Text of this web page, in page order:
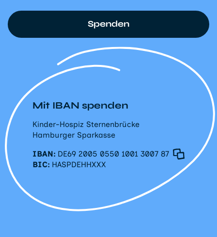
Mit IBAN spenden
Kinder-Hospiz Sternenbrücke
Hamburger Sparkasse
IBAN: DE69 2005 0550 1001 3007 87
BIC: HASPDEHHXXX
Spenden